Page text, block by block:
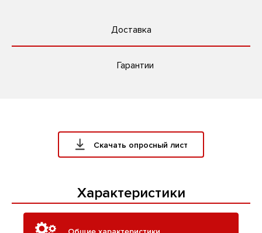
Доставка
Гарантии
Скачать опросный лист
Характеристики